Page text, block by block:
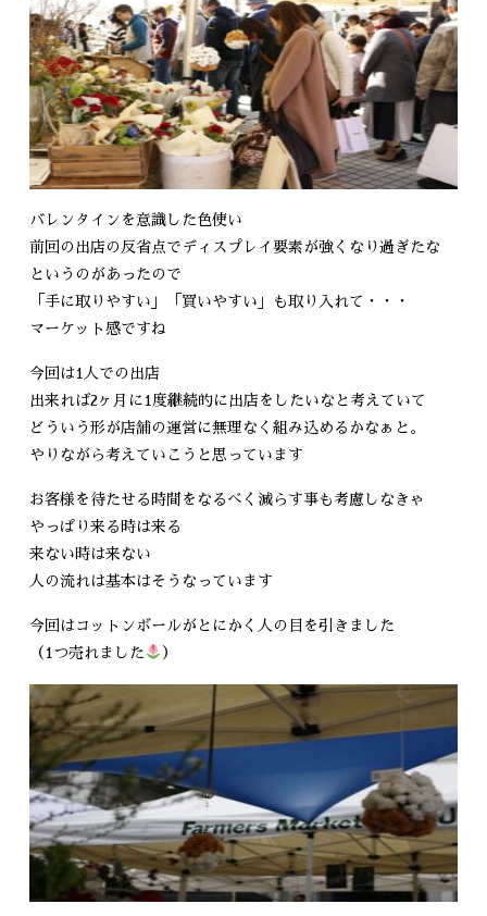
バレンタインを意識した色使い
前回の出店の反省点でディスプレイ要素が強くなり過ぎたな
というのがあったので
「手に取りやすい」「買いやすい」も取り入れて・・・
マーケット感ですね
今回は1人での出店
出来れば2ヶ月に1度継続的に出店をしたいなと考えていて
どういう形が店舗の運営に無理なく組み込めるかなぁと。
やりながら考えていこうと思っています
お客様を待たせる時間をなるべく減らす事も考慮しなきゃ
やっぱり来る時は来る
来ない時は来ない
人の流れは基本はそうなっています
今回はコットンボールがとにかく人の目を引きました
（1つ売れました
）